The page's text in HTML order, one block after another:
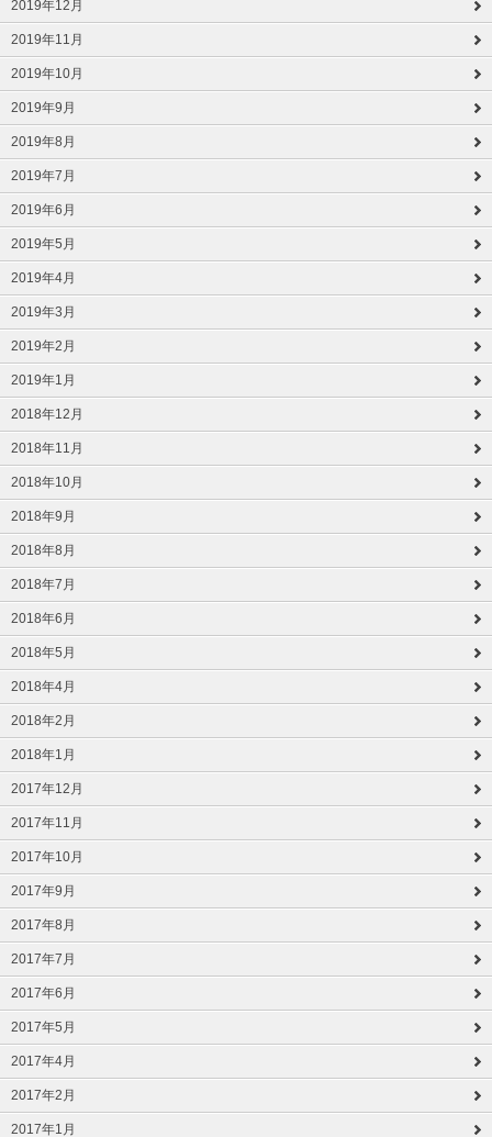
2019年12月
2019年11月
2019年10月
2019年9月
2019年8月
2019年7月
2019年6月
2019年5月
2019年4月
2019年3月
2019年2月
2019年1月
2018年12月
2018年11月
2018年10月
2018年9月
2018年8月
2018年7月
2018年6月
2018年5月
2018年4月
2018年2月
2018年1月
2017年12月
2017年11月
2017年10月
2017年9月
2017年8月
2017年7月
2017年6月
2017年5月
2017年4月
2017年2月
2017年1月